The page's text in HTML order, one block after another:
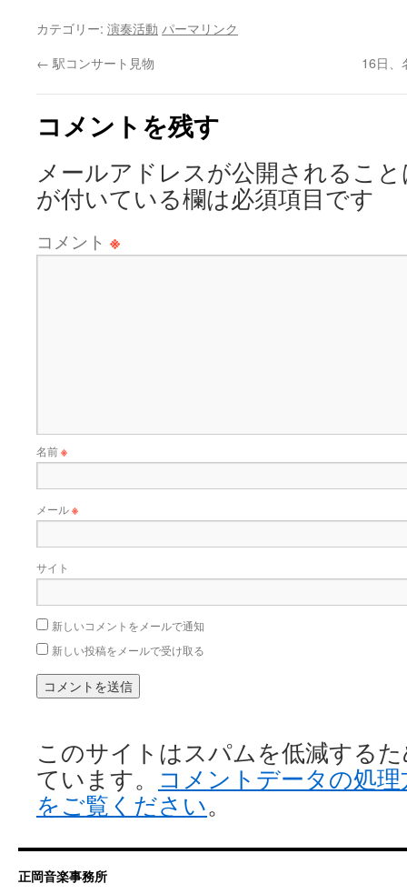
カテゴリー: 演奏活動 パーマリンク
← 駅コンサート見物 16日、
コメントを残す
メールアドレスが公開されるこ
が付いている欄は必須項目です
コメント ※
名前※
メール※
サイト
新しいコメントをメールで通知
新しい投稿をメールで受け取る
このサイトはスパムを低減するた
ています。
コメントデータの処
をご覧ください。
正岡音楽事務所